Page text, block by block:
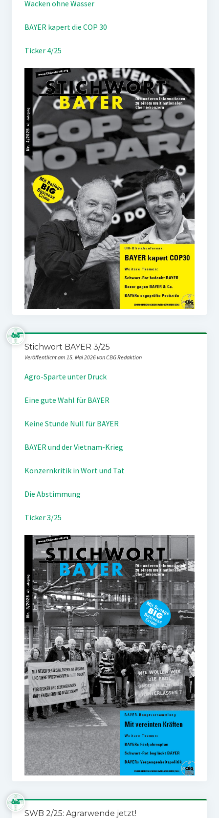
Wacken ohne Wasser
BAYER kapert die COP 30
Ticker 4/25
Stichwort BAYER 3/25
Veröffentlicht am 15. Mai 2026 von CBG Redaktion
Agro-Sparte unter Druck
Eine gute Wahl für BAYER
Keine Stunde Null für BAYER
BAYER und der Vietnam-Krieg
Konzernkritik in Wort und Tat
Die Abstimmung
Ticker 3/25
SWB 2/25: Agrarwende jetzt!